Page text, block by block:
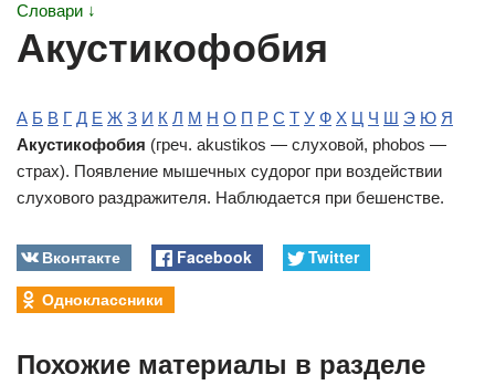
Словари ↓
Акустикофобия
А Б В Г Д Е Ж З И К Л М Н О П Р С Т У Ф Х Ц Ч Ш Э Ю Я
Акустикофобия (греч. akustikos — слуховой, phobos —
страх). Появление мышечных судорог при воздействии
слухового раздражителя. Наблюдается при бешенстве.
Вконтакте Facebook
Twitter
Одноклассники
Похожие материалы в разделе